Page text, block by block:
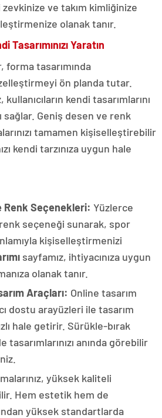
zevkinize ve takım kimliğinize
olanak tanır.
Tasarımınızı Yaratın
tasarımında
ön planda tutar.
kendi tasarımlarını
sağlar. Geniş desen ve renk
tamamen kişiselleştirebilir
kendi tarzınıza uygun hale
Renk Seçenekleri: Yüzlerce
seçeneği sunarak, spor
kişiselleştirmenizi
sayfamız, ihtiyacınıza uygun
olanak tanır.
Araçları: Online tasarım
dostu arayüzleri ile tasarım
hale getirir. Sürükle-bırak
anında görebilir
yüksek kaliteli
Hem estetik hem de
yüksek standartlarda